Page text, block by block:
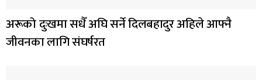
अरूको दुःखमा सधैँ अघि सर्ने दिलबहादुर अहिले आफ्नै
जीवनका लागि संघर्षरत